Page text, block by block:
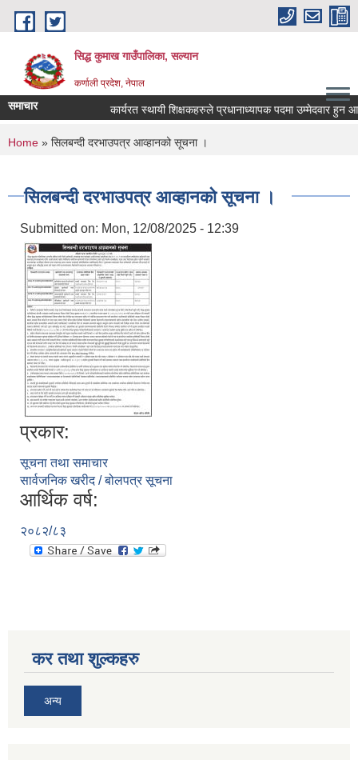
Skip to main content
सिद्ध कुमाख गाउँपालिका, सल्यान
कर्णाली प्रदेश, नेपाल
समाचार कार्यरत स्थायी शिक्षकहरुले प्रधानाध्यापक पदमा उम्मेदवार हुन
You are here
Home » सिलबन्दी दरभाउपत्र आव्हानको सूचना ।
सिलबन्दी दरभाउपत्र आव्हानको सूचना ।
Submitted on: Mon, 12/08/2025 - 12:39
प्रकार:
सूचना तथा समाचार
सार्वजनिक खरीद / बोलपत्र सूचना
आर्थिक वर्ष:
२०८२/८३
कर तथा शुल्कहरु
अन्य